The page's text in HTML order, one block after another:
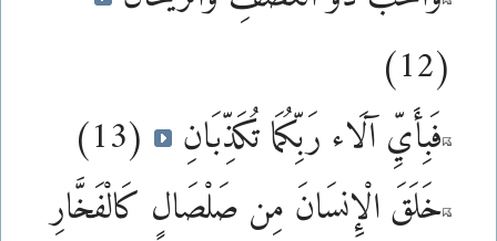
(12)
فَبِأَيِّ آلَاء رَبِّكُمَا تُكَذِّبَانِ
(13)
خَلَقَ الْإِنسَانَ مِن صَلْصَالٍ كَالْفَخَّارِ